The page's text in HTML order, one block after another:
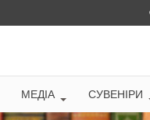
МЕДІА СУВЕНІРИ